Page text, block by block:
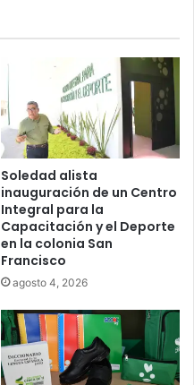
Soledad alista
inauguración de un Centro
Integral para la
Capacitación y el Deporte
en la colonia San
Francisco
agosto 4, 2026